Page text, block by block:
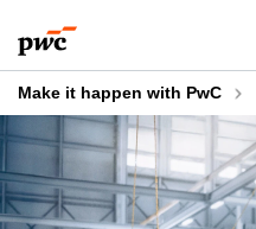
to
content
to
footer
Make it happen with PwC